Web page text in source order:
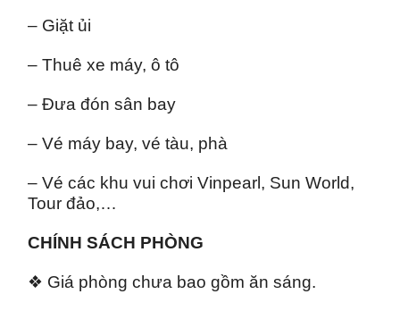
– Giặt ủi
– Thuê xe máy, ô tô
– Đưa đón sân bay
– Vé máy bay, vé tàu, phà
– Vé các khu vui chơi Vinpearl, Sun World,
Tour đảo,…
CHÍNH SÁCH PHÒNG
❖ Giá phòng chưa bao gồm ăn sáng.